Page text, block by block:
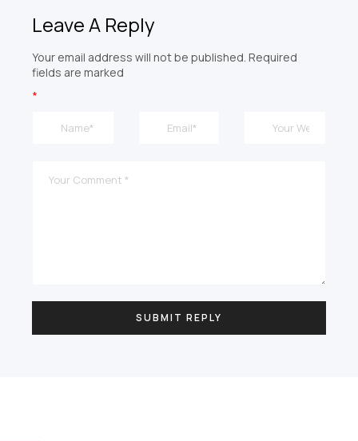
Leave A Reply
Your email address will not be published. Required
fields are marked
*